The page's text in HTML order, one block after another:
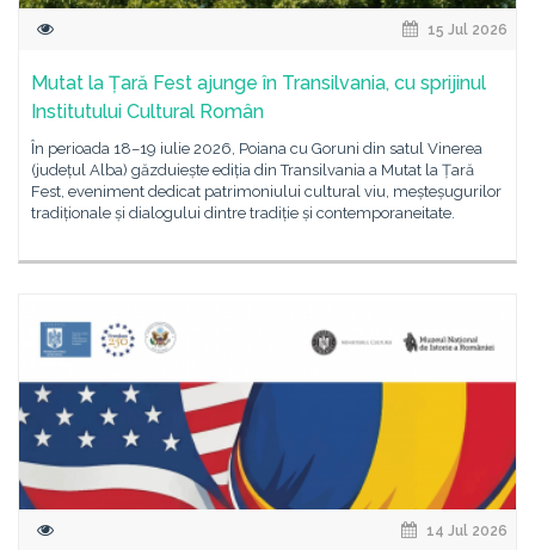
15 Jul 2026
Mutat la Țară Fest ajunge în Transilvania, cu sprijinul
Institutului Cultural Român
În perioada 18–19 iulie 2026, Poiana cu Goruni din satul Vinerea
(județul Alba) găzduiește ediția din Transilvania a Mutat la Țară
Fest, eveniment dedicat patrimoniului cultural viu, meșteșugurilor
tradiționale și dialogului dintre tradiție și contemporaneitate.
14 Jul 2026